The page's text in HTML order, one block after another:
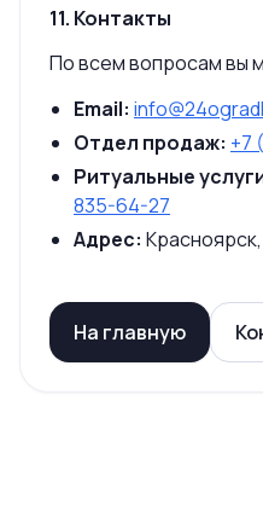
11. Контакты
По всем вопросам вы
Email:
Отдел продаж: +7
Ритуальные
835-64-27
Адрес:
На главную